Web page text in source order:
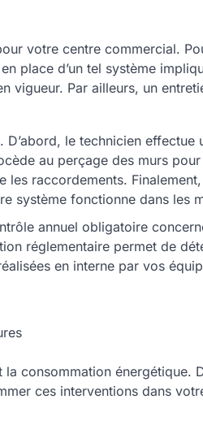
votre centre commercial.
place d’un tel système
vigueur. Par ailleurs, un
le technicien
au perçage des murs
raccordements.
système fonctionne dans les
annuel obligatoire
réglementaire permet de
en interne par vos
consommation
ces interventions dans